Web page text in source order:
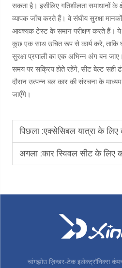
सकता है। इसीलिए गतिशीलता समाधानों के
व्यापक जाँच करते हैं। वे संघीय सुरक्षा
आवश्यक टेस्ट के समान परीक्षण करते हैं। ये
कुछ एक साथ उचित रूप से कार्य करे, ताकि
सुरक्षा प्रणाली का एक अभिन्न अंग बन
समय पर सक्रिय होते रहेंगे, सीट बेल्ट सही
दौरान उत्पन्न बल कार की संरचना के
जाएँगे।
पिछला :एक्सेसिबल यात्रा के लिए कार
अगला :कार स्विवल सीट के लिए कौन-से
चांगझोउ ज़िन्डर-टेक इलेक्ट्रॉनिक्स